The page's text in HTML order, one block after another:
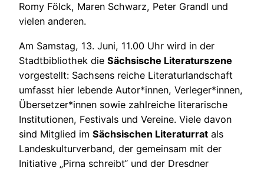
Romy Fölck, Maren Schwarz, Peter Grandl und
vielen anderen.
Am Samstag, 13. Juni, 11.00 Uhr wird in der
Stadtbibliothek die Sächsische Literaturszene
vorgestellt: Sachsens reiche Literaturlandschaft
umfasst hier lebende Autor*innen, Verleger*innen,
Übersetzer*innen sowie zahlreiche literarische
Institutionen, Festivals und Vereine. Viele davon
sind Mitglied im Sächsischen Literaturrat als
Landeskulturverband, der gemeinsam mit der
Initiative „Pirna schreibt“ und der Dresdner